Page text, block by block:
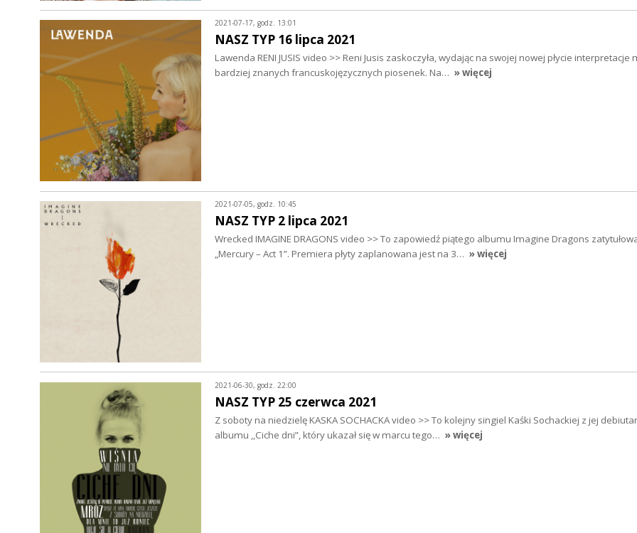
2021-07-17, godz. 13:01
NASZ TYP 16 lipca 2021
Lawenda RENI JUSIS video >> Reni Jusis zaskoczyła, wydając na swojej nowej płycie interpretacje
bardziej znanych francuskojęzycznych piosenek. Na… » więcej
2021-07-05, godz. 10:45
NASZ TYP 2 lipca 2021
Wrecked IMAGINE DRAGONS video >> To zapowiedź piątego albumu Imagine Dragons
„Mercury – Act 1”. Premiera płyty zaplanowana jest na 3… » więcej
2021-06-30, godz. 22:00
NASZ TYP 25 czerwca 2021
Z soboty na niedzielę KASKA SOCHACKA video >> To kolejny singiel Kaśki Sochackiej z jej
albumu ,,Ciche dni”, który ukazał się w marcu tego… » więcej